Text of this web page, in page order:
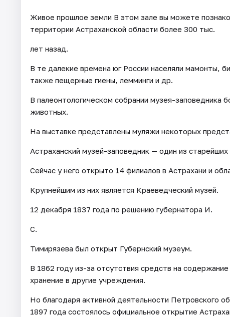
Живое прошлое земли В этом зале вы можете
территории Астраханской области более 300 тыс.
лет назад.
В те далекие времена юг России населяли мамонты,
также пещерные гиены, лемминги и др.
В палеонтологическом собрании музея-заповедника
животных.
На выставке представлены муляжи некоторых
Астраханский музей-заповедник — один из
Сейчас у него открыто 14 филиалов в Астрахани и
Крупнейшим из них является Краеведческий музей.
12 декабря 1837 года по решению губернатора И.
С.
Тимирязева был открыт Губернский музеум.
В 1862 году из-за отсутствия средств на
хранение в другие учреждения.
Но благодаря активной деятельности Петровского
1897 года состоялось официальное открытие